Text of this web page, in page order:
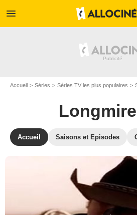
menu
Accueil Séries Séries TV les plus populaires
Longmire
Accueil Saisons et Episodes